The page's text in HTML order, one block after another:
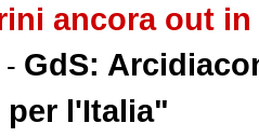
ancora out in
- GdS:
per l'Italia"